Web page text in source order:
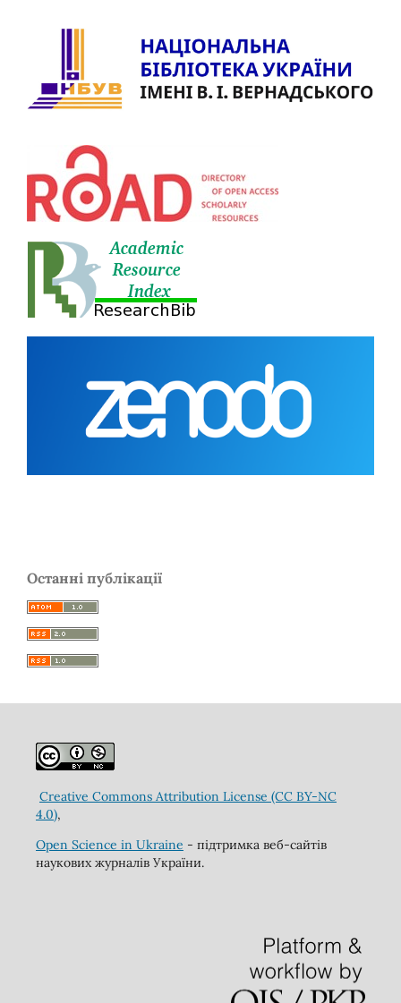
Останні публікації
Creative Commons Attribution License (CC BY-NC
4.0),
Open Science in Ukraine - підтримка веб-сайтів
наукових журналів України.